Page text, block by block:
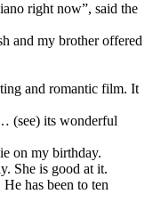
right now”, said the
and my brother offered
and romantic film. It
(see) its wonderful
on my birthday.
She is good at it.
has been to ten